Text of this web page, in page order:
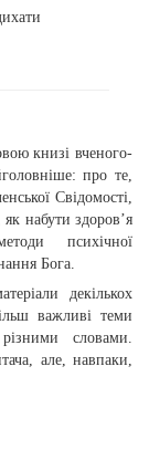
книзі вченого-
про те,
Свідомості,
набути здоров’я
психічної
Бога.
декількох
важливі теми
словами.
але, навпаки,